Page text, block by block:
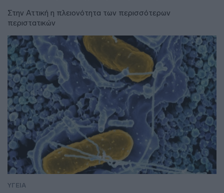
Στην Αττική η πλειονότητα των περισσότερων
περιστατικών
ΥΓΕΙΑ